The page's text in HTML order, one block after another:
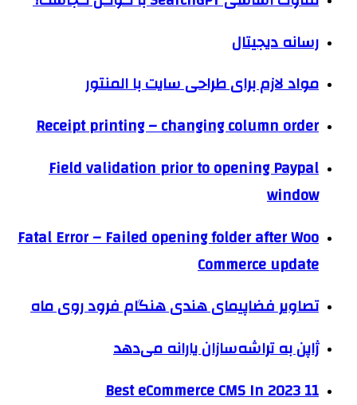
رسانه دیجیتال
مواد لازم برای طراحی سایت با المنتور
Receipt printing – changing column order
Field validation prior to opening Paypal
window
Fatal Error – Failed opening folder after Woo
Commerce update
تصاویر فضاپیمای هندی هنگام فرود روی ماه
ژاپن به تراشه‌سازان یارانه می‌دهد
11 Best eCommerce CMS In 2023